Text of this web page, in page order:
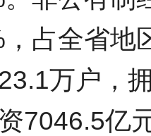
占全省地
万户，
7046.5亿